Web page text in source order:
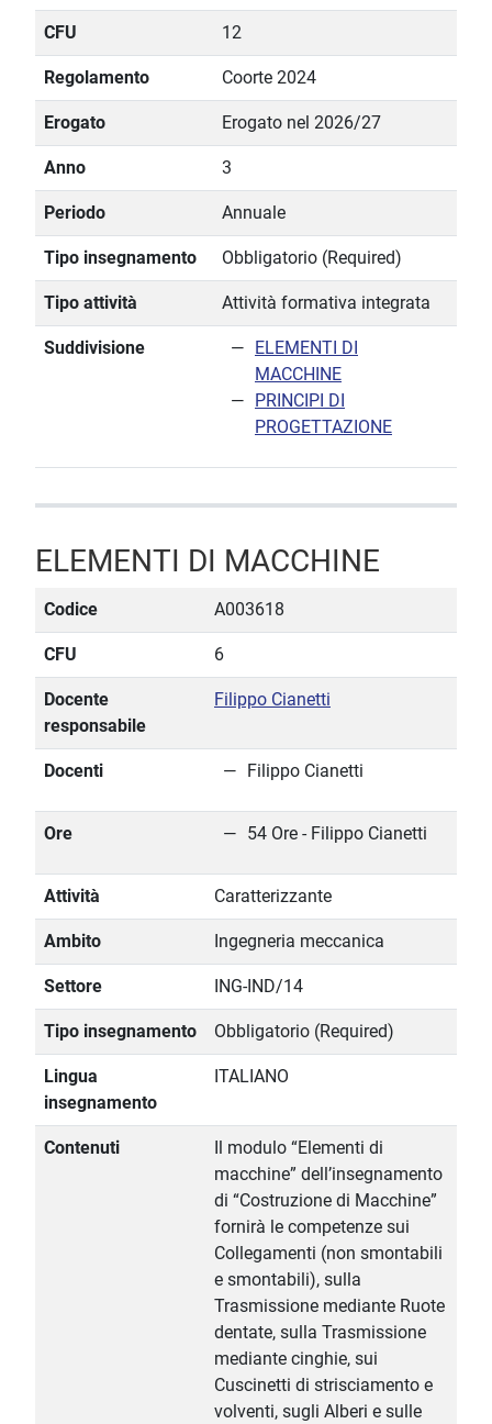
CFU 12
Regolamento Coorte 2024
Erogato Erogato nel 2026/27
Anno 3
Periodo Annuale
Tipo insegnamento Obbligatorio (Required)
Tipo attività Attività formativa integrata
Suddivisione
ELEMENTI DI
MACCHINE
PRINCIPI DI
PROGETTAZIONE
ELEMENTI DI MACCHINE
Codice A003618
CFU 6
Docente
responsabile
Filippo Cianetti
Docenti Filippo Cianetti
Ore 54 Ore - Filippo Cianetti
Attività Caratterizzante
Ambito Ingegneria meccanica
Settore ING-IND/14
Tipo insegnamento Obbligatorio (Required)
Lingua
insegnamento
ITALIANO
Contenuti
Il modulo “Elementi di
macchine” dell’insegnamento
di “Costruzione di Macchine”
fornirà le competenze sui
Collegamenti (non smontabili
e smontabili), sulla
Trasmissione mediante Ruote
dentate, sulla Trasmissione
mediante cinghie, sui
Cuscinetti di strisciamento e
volventi, sugli Alberi e sulle